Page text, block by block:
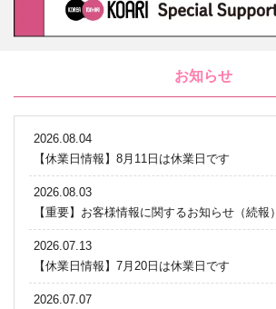
お知らせ
2026.08.04
【休業日情報】8月11日は休業日です
2026.08.03
【重要】お客様情報に関するお知らせ（続報）
2026.07.13
【休業日情報】7月20日は休業日です
2026.07.07